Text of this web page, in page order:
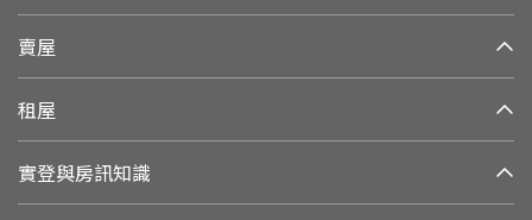
賣屋
租屋
實登與房訊知識